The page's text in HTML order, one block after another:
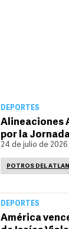
DEPORTES
Alineaciones
por la
24 de julio de 2026
POTROS DEL
DEPORTES
América